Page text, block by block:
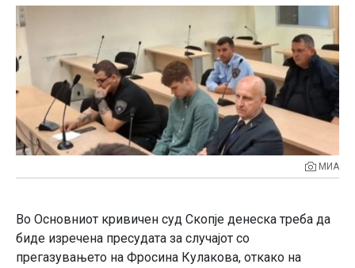
МИА
Во Основниот кривичен суд Скопје денеска треба да
биде изречена пресудата за случајот со
прегазувањето на Фросина Кулакова, откако на